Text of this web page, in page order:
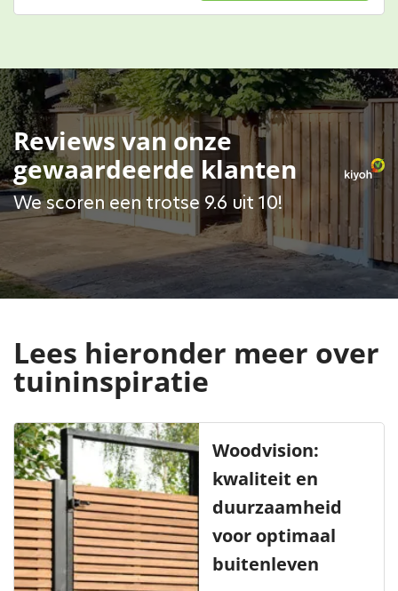
Reviews van onze
gewaardeerde klanten
We scoren een trotse 9.6 uit 10!
Lees hieronder meer over
tuininspiratie
Woodvision:
kwaliteit en
duurzaamheid
voor optimaal
buitenleven